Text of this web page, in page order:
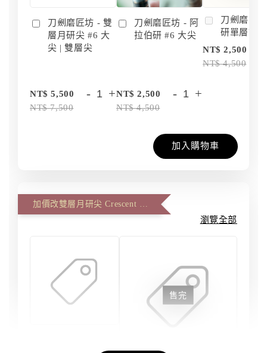
刀劍磨匠坊 - 雙
層月研尖 #6 大
尖 | 雙層尖
NT$ 5,500
NT$ 7,500
- +
刀劍磨匠坊 - 阿
拉伯研 #6 大尖
NT$ 2,500
NT$ 4,500
- +
刀劍磨匠
研單層訂
NT$ 2,500
NT$ 4,500
加入購物車
瀏覽全部
售完